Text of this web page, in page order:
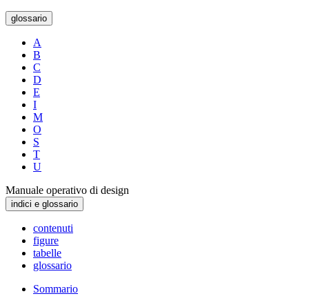
glossario
A
B
C
D
E
I
M
O
S
T
U
Manuale operativo di design
indici e glossario
contenuti
figure
tabelle
glossario
Sommario